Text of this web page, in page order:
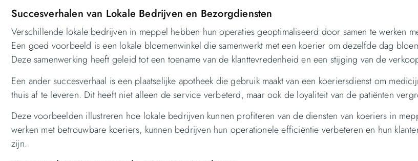
Succesverhalen van Lokale Bedrijven en Bezorgdiensten
Verschillende lokale bedrijven in meppel hebben hun operaties geoptimaliseerd door samen te werken
Een goed voorbeeld is een lokale bloemenwinkel die samenwerkt met een koerier om dezelfde dag
Deze samenwerking heeft geleid tot een toename van de klanttevredenheid en een stijging van de
Een ander succesverhaal is een plaatselijke apotheek die gebruik maakt van een koeriersdienst om
thuis af te leveren. Dit heeft niet alleen de service verbeterd, maar ook de loyaliteit van de patiënten
Deze voorbeelden illustreren hoe lokale bedrijven kunnen profiteren van de diensten van koeriers in
werken met betrouwbare koeriers, kunnen bedrijven hun operationele efficiëntie verbeteren en hun
zijn.